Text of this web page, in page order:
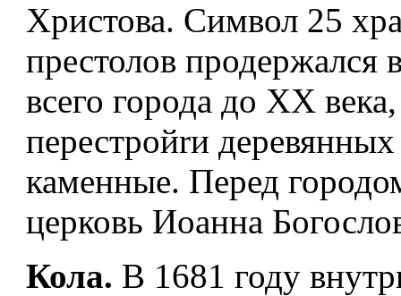
Христова. Символ 25
престолов продержался
всего города до XX
перестройrи
каменные. Перед
церковь Иоанна
Кола. В 1681 году